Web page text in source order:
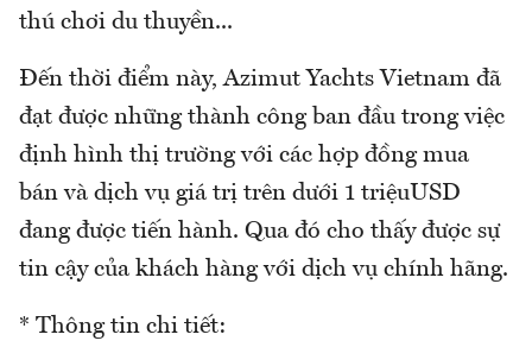
thú chơi du thuyền...
Đến thời điểm này, Azimut Yachts Vietnam đã
đạt được những thành công ban đầu trong việc
định hình thị trường với các hợp đồng mua
bán và dịch vụ giá trị trên dưới 1 triệuUSD
đang được tiến hành. Qua đó cho thấy được sự
tin cậy của khách hàng với dịch vụ chính hãng.
* Thông tin chi tiết: